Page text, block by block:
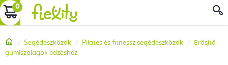
Ugrás
a
tartalomhoz
KOSÁR
Kezdőlap
Segédeszközök Pilates és fitnessz segédeszközök
Erősítő
gumiszalagok edzéshez